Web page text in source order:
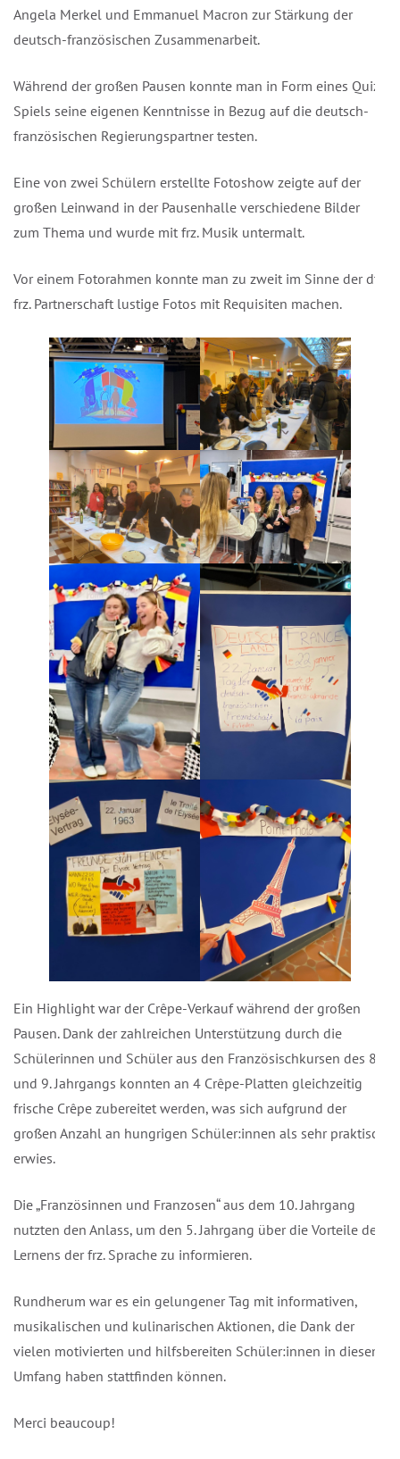
Angela Merkel und Emmanuel Macron zur Stärkung der
deutsch-französischen Zusammenarbeit.
Während der großen Pausen konnte man in Form eines Quiz-
Spiels seine eigenen Kenntnisse in Bezug auf die deutsch-
französischen Regierungspartner testen.
Eine von zwei Schülern erstellte Fotoshow zeigte auf der
großen Leinwand in der Pausenhalle verschiedene Bilder
zum Thema und wurde mit frz. Musik untermalt.
Vor einem Fotorahmen konnte man zu zweit im Sinne der dt.-
frz. Partnerschaft lustige Fotos mit Requisiten machen.
Ein Highlight war der Crêpe-Verkauf während der großen
Pausen. Dank der zahlreichen Unterstützung durch die
Schülerinnen und Schüler aus den Französischkursen des 8.
und 9. Jahrgangs konnten an 4 Crêpe-Platten gleichzeitig
frische Crêpe zubereitet werden, was sich aufgrund der
großen Anzahl an hungrigen Schüler:innen als sehr praktisch
erwies.
Die „Französinnen und Franzosen“ aus dem 10. Jahrgang
nutzten den Anlass, um den 5. Jahrgang über die Vorteile des
Lernens der frz. Sprache zu informieren.
Rundherum war es ein gelungener Tag mit informativen,
musikalischen und kulinarischen Aktionen, die Dank der
vielen motivierten und hilfsbereiten Schüler:innen in diesem
Umfang haben stattfinden können.
Merci beaucoup!